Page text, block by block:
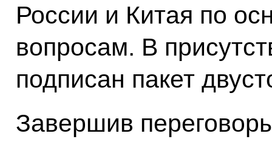
России и Китая по
вопросам. В
подписан пакет
Завершив